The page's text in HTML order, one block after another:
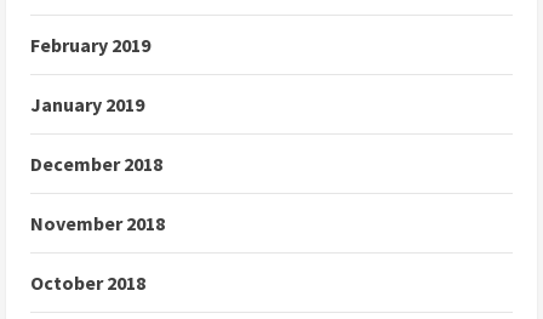
February 2019
January 2019
December 2018
November 2018
October 2018